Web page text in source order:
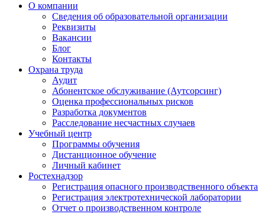
О компании
Сведения об образовательной организации
Реквизиты
Вакансии
Блог
Контакты
Охрана труда
Аудит
Абонентское обслуживание (Аутсорсинг)
Оценка профессиональных рисков
Разработка документов
Расследование несчастных случаев
Учебный центр
Программы обучения
Дистанционное обучение
Личный кабинет
Ростехнадзор
Регистрация опасного производственного объекта
Регистрация электротехнической лаборатории
Отчет о производственном контроле